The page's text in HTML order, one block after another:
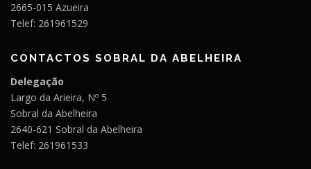
2665-015 Azueira
Telef: 261961529
CONTACTOS SOBRAL DA ABELHEIRA
Delegação
Largo da Arieira, Nº 5
Sobral da Abelheira
2640-621 Sobral da Abelheira
Telef: 261961533